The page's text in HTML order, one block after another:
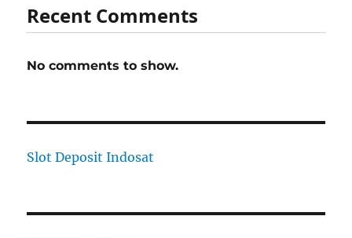
Recent Comments
No comments to show.
Slot Deposit Indosat